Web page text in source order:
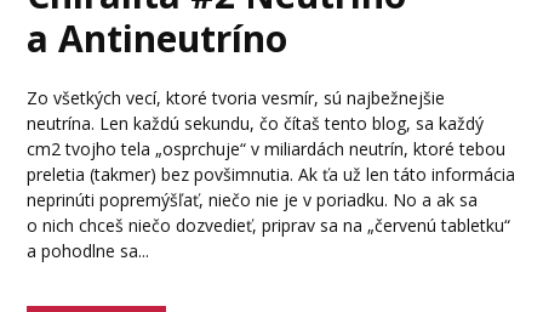
a Antineutríno
Zo všetkých vecí, ktoré tvoria vesmír, sú najbežnejšie
neutrína. Len každú sekundu, čo čítaš tento blog, sa každý
cm2 tvojho tela „osprchuje“ v miliardách neutrín, ktoré tebou
preletia (takmer) bez povšimnutia. Ak ťa už len táto informácia
neprinúti popremýšľať, niečo nie je v poriadku. No a ak sa
o nich chceš niečo dozvedieť, priprav sa na „červenú tabletku“
a pohodlne sa...